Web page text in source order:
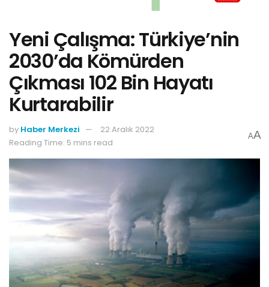
Yeni Çalışma: Türkiye’nin
2030’da Kömürden
Çıkması 102 Bin Hayatı
Kurtarabilir
by Haber Merkezi
22 Aralık 2022
Reading Time: 5 mins read
AA